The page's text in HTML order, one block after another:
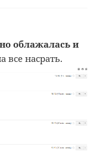
облажалась и
все насрать.